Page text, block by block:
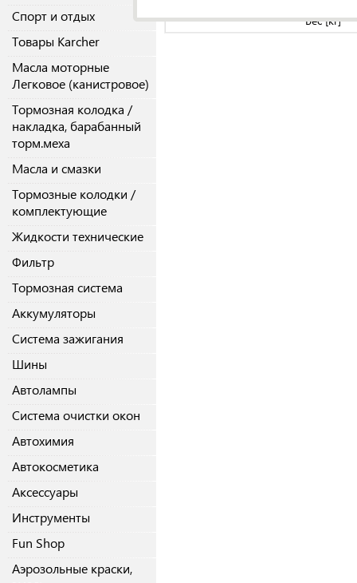
Спорт и отдых
Товары Karcher
Масла моторные
Легковое (канистровое)
Тормозная колодка /
накладка, барабанный
торм.меха
Масла и смазки
Тормозные колодки /
комплектующие
Жидкости технические
Фильтр
Тормозная система
Аккумуляторы
Система зажигания
Шины
Автолампы
Система очистки окон
Автохимия
Автокосметика
Аксессуары
Инструменты
Fun Shop
Аэрозольные краски,
Вес [кг]